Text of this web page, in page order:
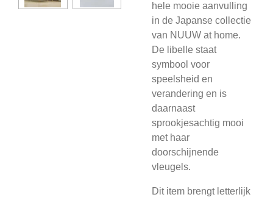
hele mooie aanvulling
in de Japanse collectie
van NUUW at home.
De libelle staat
symbool voor
speelsheid en
verandering en is
daarnaast
sprookjesachtig mooi
met haar
doorschijnende
vleugels.
Dit item brengt letterlijk